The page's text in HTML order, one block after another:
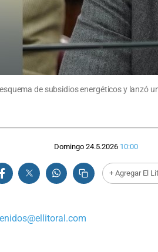
de subsidios energéticos y lanzó
Domingo 24.5.2026 10:00
+ Agregar El